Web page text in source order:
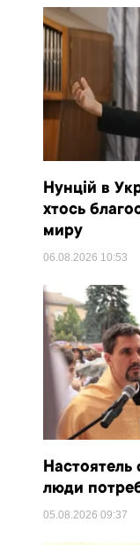
Нунцій в
хтось
миру
06.08.2026 10:53
Настоятель
люди
05.08.202609:37